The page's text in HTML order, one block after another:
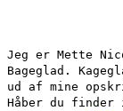
Jeg er Mette
Bageglad.
ud af mine
Håber du finder